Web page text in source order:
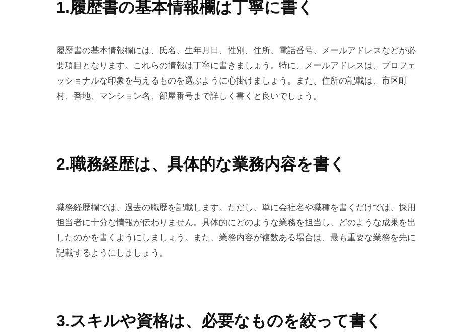
1.履歴書の基本情報欄は丁寧に書く
履歴書の基本情報欄には、氏名、生年月日、性別、住所、電話番号、メールアドレスなどが必
要項目となります。これらの情報は丁寧に書きましょう。特に、メールアドレスは、プロフェ
ッショナルな印象を与えるものを選ぶように心掛けましょう。また、住所の記載は、市区町
村、番地、マンション名、部屋番号まで詳しく書くと良いでしょう。
2.職務経歴は、具体的な業務内容を書く
職務経歴欄では、過去の職歴を記載します。ただし、単に会社名や職種を書くだけでは、採用
担当者に十分な情報が伝わりません。具体的にどのような業務を担当し、どのような成果を出
したのかを書くようにしましょう。また、業務内容が複数ある場合は、最も重要な業務を先に
記載するようにしましょう。
3.スキルや資格は、必要なものを絞って書く